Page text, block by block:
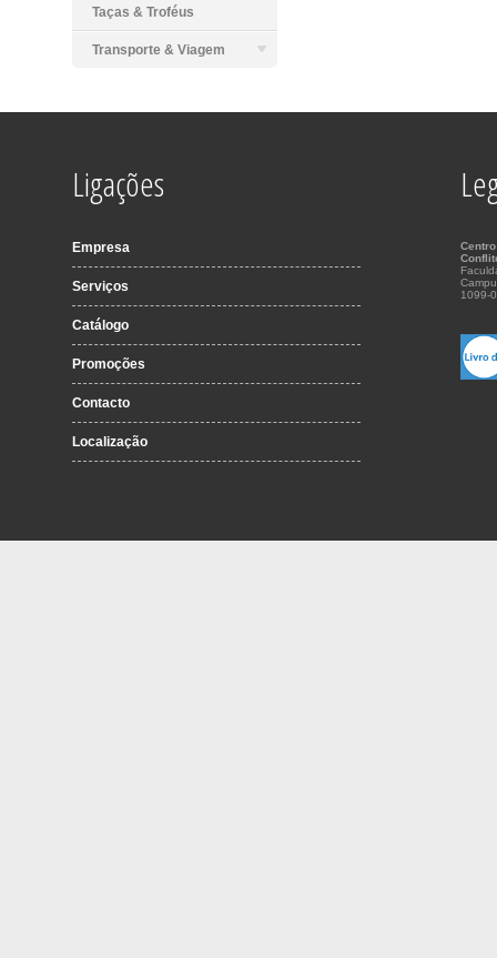
Taças & Troféus
Transporte & Viagem
Ligações
Empresa
Serviços
Catálogo
Promoções
Contacto
Localização
1099-